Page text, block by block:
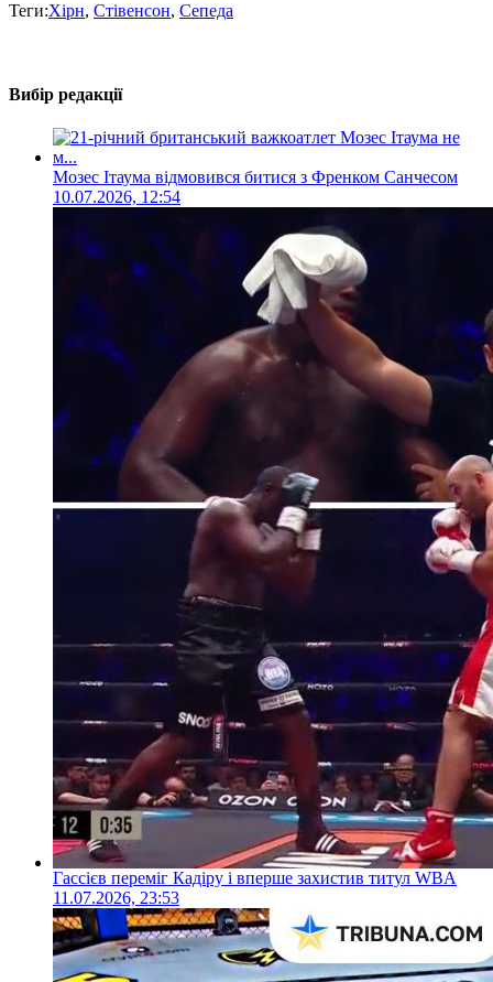
Теги:Хірн, Стівенсон, Сепеда
Вибір редакції
Мозес Ітаума відмовився битися з Френком Санчесом
10.07.2026, 12:54
Гассієв переміг Кадіру і вперше захистив титул WBA
11.07.2026, 23:53